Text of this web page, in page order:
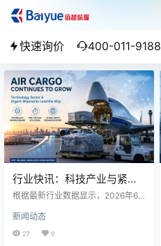
快速询价 400-011-9188
行业快讯：科技产业与紧急
货运需求推动6月航空货运市
根据最新行业数据显示，2026年6
态势，其中科技产品运输需求以及
时效性要求较高的紧急货物成为推
新闻动态
27 0